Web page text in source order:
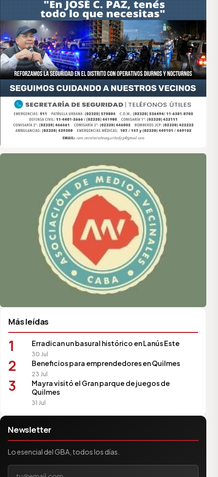
Asociación de Medios Vecinales
Más leídas
1 Erradican un basural histórico en Lanús Este
30 Jul
2 Beneficios para emprendedores en Quilmes
23 Jul
3
Mayra visitó el Gran parque de juegos de
Quilmes
31 Jul
Newsletter
Lo esencial del GBA, todos los días.
Tu correo electrónico